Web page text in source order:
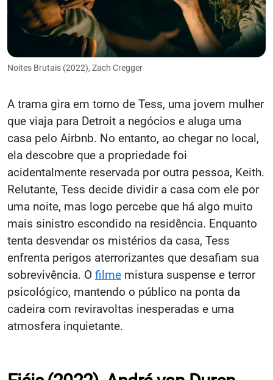
Noites Brutais (2022), Zach Cregger
A trama gira em torno de Tess, uma jovem mulher
que viaja para Detroit a negócios e aluga uma
casa pelo Airbnb. No entanto, ao chegar no local,
ela descobre que a propriedade foi
acidentalmente reservada por outra pessoa, Keith.
Relutante, Tess decide dividir a casa com ele por
uma noite, mas logo percebe que há algo muito
mais sinistro escondido na residência. Enquanto
tenta desvendar os mistérios da casa, Tess
enfrenta perigos aterrorizantes que desafiam sua
sobrevivência. O filme mistura suspense e terror
psicológico, mantendo o público na ponta da
cadeira com reviravoltas inesperadas e uma
atmosfera inquietante.